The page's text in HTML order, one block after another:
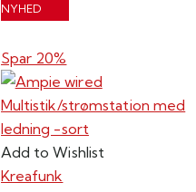
NYHED
Spar 20%
Add to Wishlist
Kreafunk